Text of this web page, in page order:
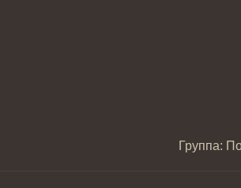
Группа: